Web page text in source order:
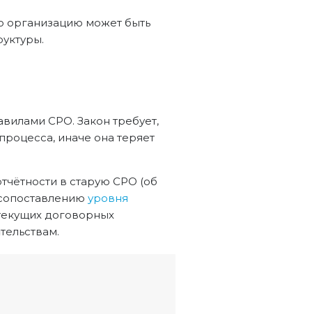
организацию может быть
СРО. Закон требует,
иначе она теряет
в старую СРО (об
уровня
договорных